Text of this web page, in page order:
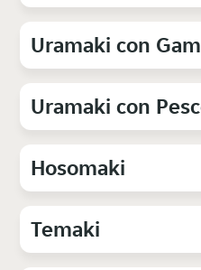
Uramaki con
Uramaki con
Hosomaki
Temaki